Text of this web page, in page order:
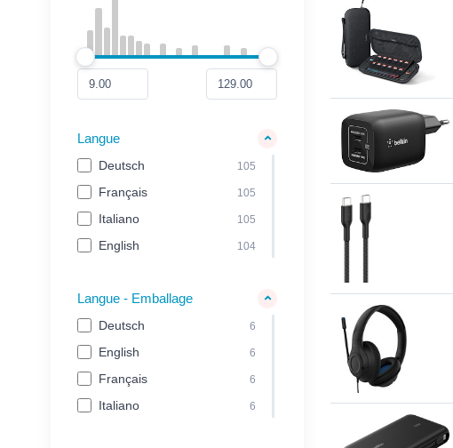
Langue
Deutsch 105
Français 105
Italiano 105
English 104
Langue - Emballage
Deutsch 6
English 6
Français 6
Italiano 6